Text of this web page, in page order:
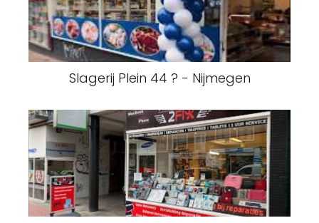
Slagerij Plein 44 ? - Nijmegen